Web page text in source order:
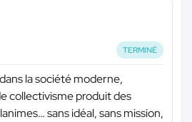
TERMINÉ
la société moderne,
collectivisme produit des
sans idéal, sans mission,